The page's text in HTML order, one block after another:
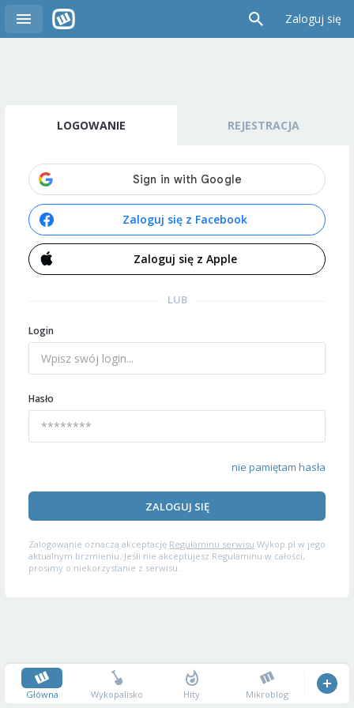
Zaloguj się
LOGOWANIE REJESTRACJA
Zaloguj się z Facebook
Zaloguj się z Apple
LUB
Login
Hasło
nie pamiętam hasła
ZALOGUJ SIĘ
Zalogowanie oznacza akceptację Regulaminu serwisu Wykop.pl w jego
aktualnym brzmieniu. Jeśli nie akceptujesz Regulaminu w całości,
prosimy o niekorzystanie z serwisu.
Główna Wykopalisko Hity Mikroblog